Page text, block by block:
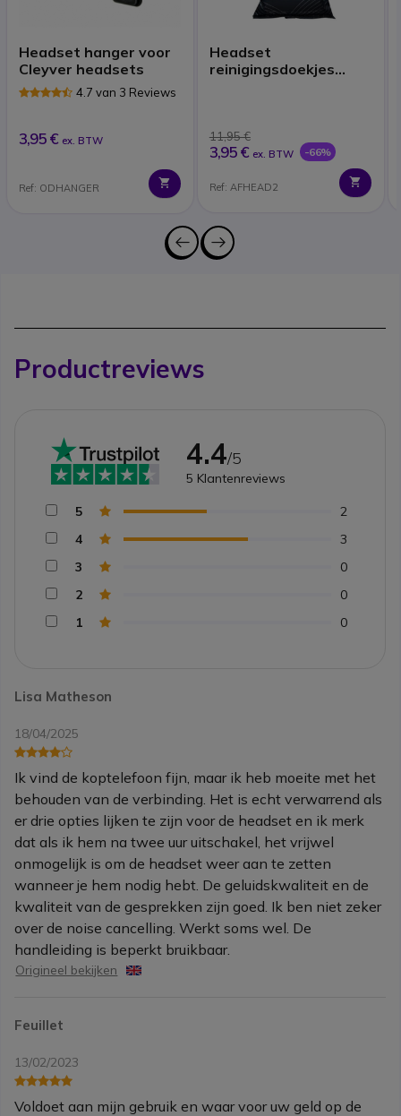
Headset hanger voor
Cleyver headsets
4.7 van 3 Reviews
3,95 € ex. BTW
Ref: ODHANGER
Headset
reinigingsdoekjes
11,95 €
3,95 € ex. BTW -66%
Ref: AFHEAD2
Productreviews
Lisa Matheson
18/04/2025
Ik vind de koptelefoon fijn, maar ik heb moeite met het
behouden van de verbinding. Het is echt verwarrend als
er drie opties lijken te zijn voor de headset en ik merk
dat als ik hem na twee uur uitschakel, het vrijwel
onmogelijk is om de headset weer aan te zetten
wanneer je hem nodig hebt. De geluidskwaliteit en de
kwaliteit van de gesprekken zijn goed. Ik ben niet zeker
over de noise cancelling. Werkt soms wel. De
handleiding is beperkt bruikbaar.
Origineel bekijken
Feuillet
13/02/2023
Voldoet aan mijn gebruik en waar voor uw geld op de
4.4/5
5 Klantenreviews
5
2
4
3
3
0
2
0
1
0